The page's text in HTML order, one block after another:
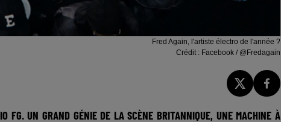
Fred Again, l'artiste électro de l'année ?
Crédit : Facebook / @Fredagain
FG. UN GRAND GÉNIE DE LA SCÈNE BRITANNIQUE, UNE MACHINE À